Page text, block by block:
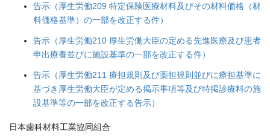
告示（厚生労働209 特定保険医療材料及びその材料価格（材
料価格基準）の一部を改正する件）
告示（厚生労働210 厚生労働大臣の定める先進医療及び患者
申出療養並びに施設基準の一部を改正する件）
告示（厚生労働211 療担規則及び薬担規則並びに療担基準に
基づき厚生労働大臣が定める掲示事項等及び特掲診療料の施
設基準等の一部を改正する告示）
日本歯科材料工業協同組合